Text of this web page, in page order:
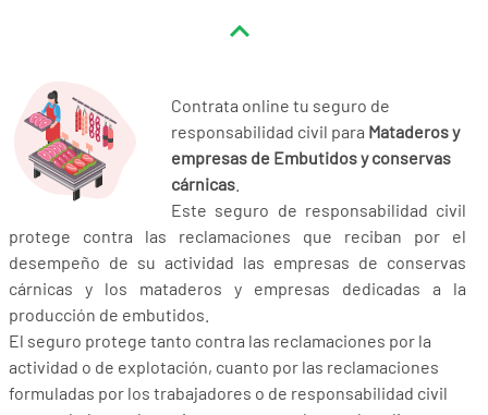
Contrata online tu seguro de
responsabilidad civil para Mataderos y
empresas de Embutidos y conservas
cárnicas
Este seguro de responsabilidad civil
protege contra las reclamaciones que reciban por el
desempeño de su actividad las empresas de conservas
cárnicas y los mataderos y empresas dedicadas a la
producción de embutidos.
El seguro protege tanto contra las reclamaciones por la
actividad o de explotación, cuanto por las reclamaciones
formuladas por los trabajadores o de responsabilidad civil